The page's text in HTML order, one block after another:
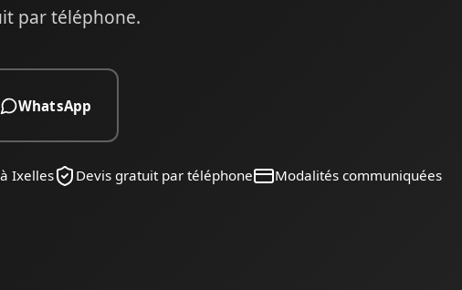
par téléphone.
WhatsApp
Ixelles Devis gratuit par téléphone Modalités communiquées